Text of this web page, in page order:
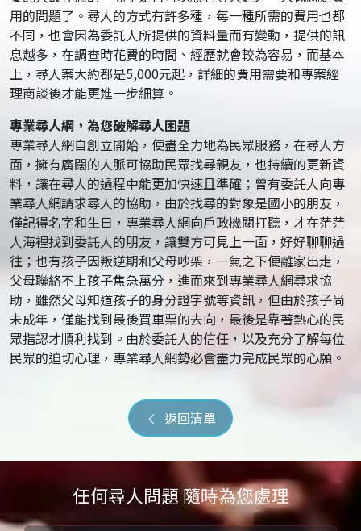
用的問題了。尋人的方式有許多種，每一種所需的費用也都
不同，也會因為委託人所提供的資料量而有變動，提供的訊
息越多，在調查時花費的時間、經歷就會較為容易，而基本
上，尋人案大約都是5,000元起，詳細的費用需要和專案經
理商談後才能更進一步細算。
專業尋人網，為您破解尋人困題
專業尋人網自創立開始，便盡全力地為民眾服務，在尋人方
面，擁有廣闊的人脈可協助民眾找尋親友，也持續的更新資
料，讓在尋人的過程中能更加快速且準確；曾有委託人向專
業尋人網請求尋人的協助，由於找尋的對象是國小的朋友，
僅記得名字和生日，專業尋人網向戶政機關打聽，才在茫茫
人海裡找到委託人的朋友，讓雙方可見上一面，好好聊聊過
往；也有孩子因叛逆期和父母吵架，一氣之下便離家出走，
父母聯絡不上孩子焦急萬分，進而來到專業尋人網尋求協
助，雖然父母知道孩子的身分證字號等資訊，但由於孩子尚
未成年，僅能找到最後買車票的去向，最後是靠著熱心的民
眾指認才順利找到。由於委託人的信任，以及充分了解每位
民眾的迫切心理，專業尋人網勢必會盡力完成民眾的心願。
返回清單
任何尋人問題 隨時為您處理